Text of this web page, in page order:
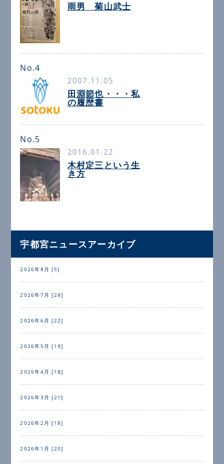
雨男 菊山武士
No.4
2007.11.05
田淵節也・・・私
の履歴書
No.5
2016.01.22
木村定三という生
き方
宇都宮ニュースアーカイブ
2026年8月 [5]
2026年7月 [24]
2026年6月 [22]
2026年5月 [19]
2026年4月 [18]
2026年3月 [21]
2026年2月 [18]
2026年1月 [20]